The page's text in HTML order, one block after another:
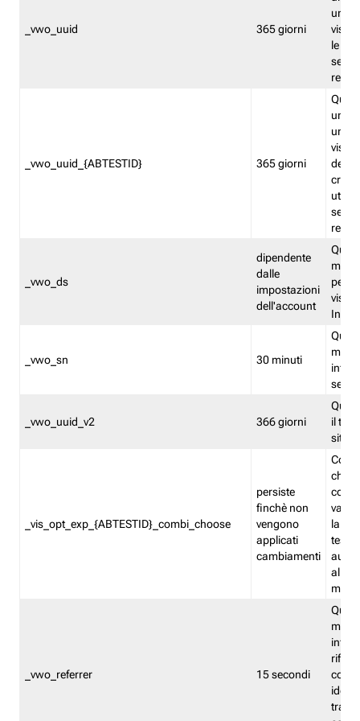
_vwo_uuid 365 giorni
le
_vwo_uuid_{ABTESTID} 365 giorni
un
del
_vwo_ds
dipendente
dalle
impostazioni
dell'account
_vwo_sn 30 minuti
_vwo_uuid_v2 366 giorni
il
sito
_vis_opt_exp_{ABTESTID}_combi_choose
persiste
finchè non
vengono
applicati
cambiamenti
che
la
test.
_vwo_referrer 15 secondi